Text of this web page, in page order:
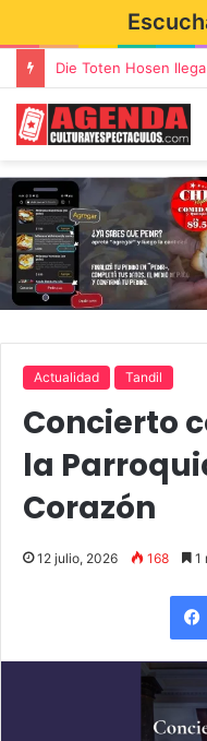
Actualidad Tandil
Concierto
la
Corazón
12 julio, 2026 168 1